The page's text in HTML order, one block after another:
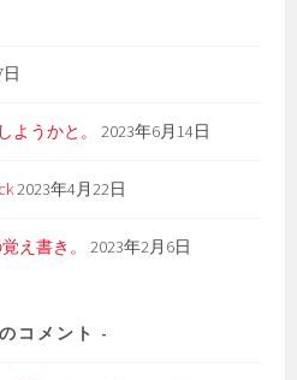
ようかと。 2023年6月14日
2023年4月22日
え書き。 2023年2月6日
コメント